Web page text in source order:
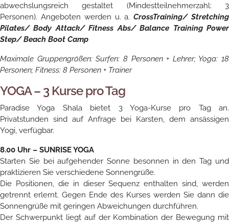
abwechslungsreich gestaltet (Mindestteilnehmerzahl: 3
Personen). Angeboten werden u. a.CrossTraining/ Stretching
Pilates/ Body Attack/ Fitness Abs/ Balance Training Power
Step/ Beach Boot Camp
Maximale Gruppengrößen: Surfen: 8 Personen + Lehrer; Yoga: 18
Personen; Fitness: 8 Personen + Trainer
YOGA – 3 Kurse pro Tag
Paradise Yoga Shala bietet 3 Yoga-Kurse pro Tag an.
Privatstunden sind auf Anfrage bei Karsten, dem ansässigen
Yogi, verfügbar.
8.00 Uhr – SUNRISE YOGA
Starten Sie bei aufgehender Sonne besonnen in den Tag und
praktizieren Sie verschiedene Sonnengrüße.
Die Positionen, die in dieser Sequenz enthalten sind, werden
getrennt erlernt. Gegen Ende des Kurses werden Sie dann die
Sonnengrüße mit geringen Abweichungen durchführen.
Der Schwerpunkt liegt auf der Kombination der Bewegung mit